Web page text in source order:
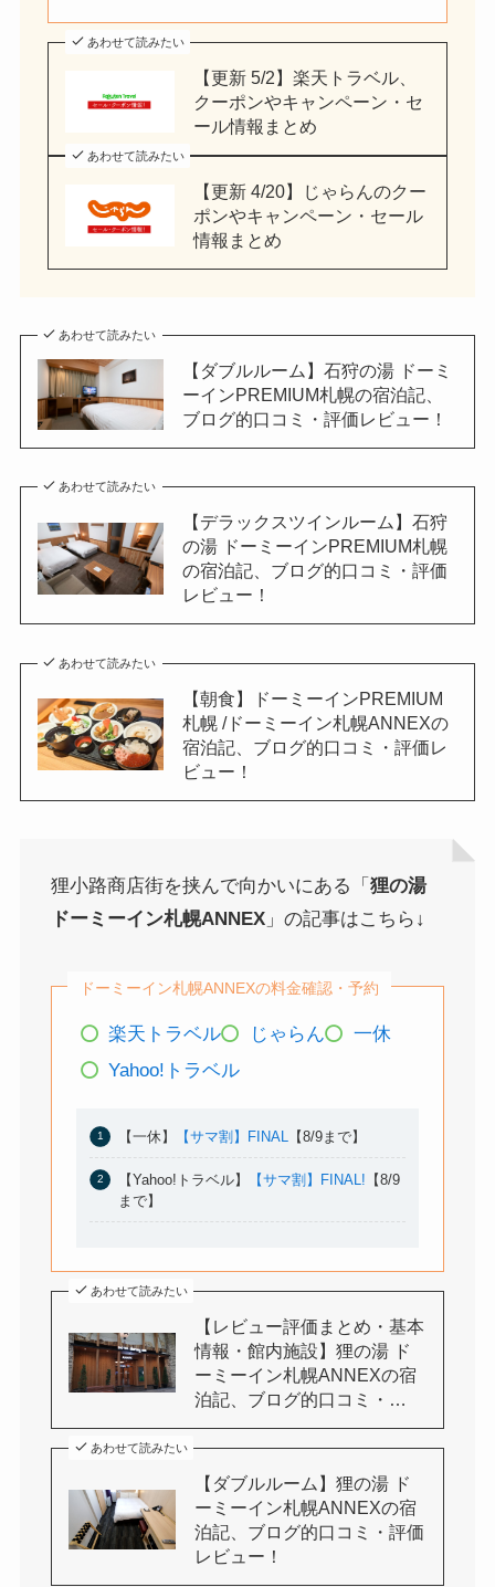
あわせて読みたい
【更新 5/2】楽天トラベル、
クーポンやキャンペーン・セ
ール情報まとめ
あわせて読みたい
【更新 4/20】じゃらんのクー
ポンやキャンペーン・セール
情報まとめ
あわせて読みたい
【ダブルルーム】石狩の湯 ドーミ
ーインPREMIUM札幌の宿泊記、
ブログ的口コミ・評価レビュー！
あわせて読みたい
【デラックスツインルーム】石狩
の湯 ドーミーインPREMIUM札幌
の宿泊記、ブログ的口コミ・評価
レビュー！
あわせて読みたい
【朝食】ドーミーインPREMIUM
札幌 /ドーミーイン札幌ANNEXの
宿泊記、ブログ的口コミ・評価レ
ビュー！
狸小路商店街を挟んで向かいにある「狸の湯
ドーミーイン札幌ANNEX 」の記事はこちら↓
ドーミーイン札幌ANNEXの料金確認・予約
楽天トラベル じゃらん
一休
Yahoo!トラベル
【一休】 【サマ割】FINAL 【8/9まで】
【Yahoo!トラベル】 【サマ割】FINAL! 【8/9
まで】
あわせて読みたい
【レビュー評価まとめ・基本
情報・館内施設】狸の湯 ド
ーミーイン札幌ANNEXの宿
泊記、ブログ的口コミ・…
あわせて読みたい
【ダブルルーム】狸の湯 ド
ーミーイン札幌ANNEXの宿
泊記、ブログ的口コミ・評価
レビュー！